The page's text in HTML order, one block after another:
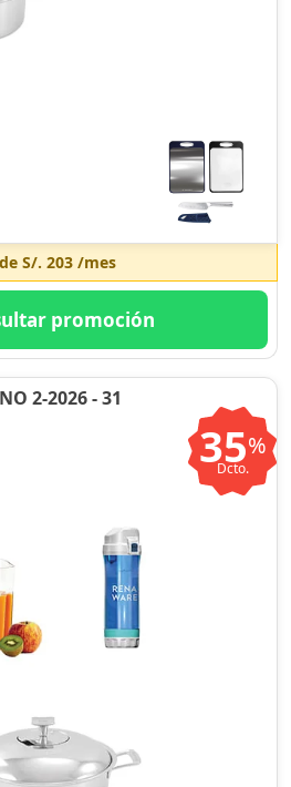
S/. 203/mes
promoción
2-2026 - 31
35%
Dcto.